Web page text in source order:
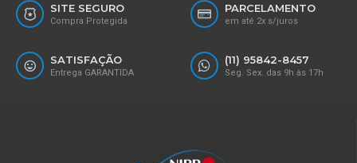
SITE SEGURO
Compra Protegida
PARCELAMENTO
em até 2x s/juros
SATISFAÇÃO
Entrega GARANTIDA
(11) 95842-8457
Seg. Sex. das 9h às 17h